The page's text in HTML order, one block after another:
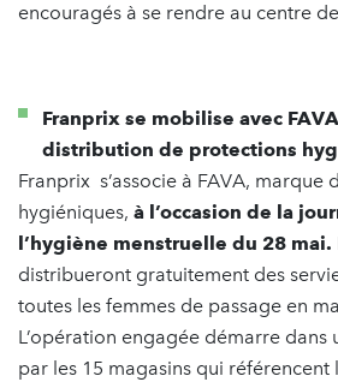
encouragés à se rendre au centre
Franprix se mobilise avec
distribution de protections
Franprix s’associe à FAVA, marque
hygiéniques, à l’occasion de la
l’hygiène menstruelle du 28 mai.
distribueront gratuitement des
toutes les femmes de passage en
L’opération engagée démarre dans
par les 15 magasins qui référencent